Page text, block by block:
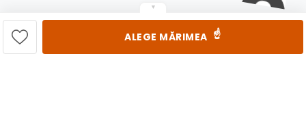
▼
ALEGE MĂRIMEA ☝️
magazin!